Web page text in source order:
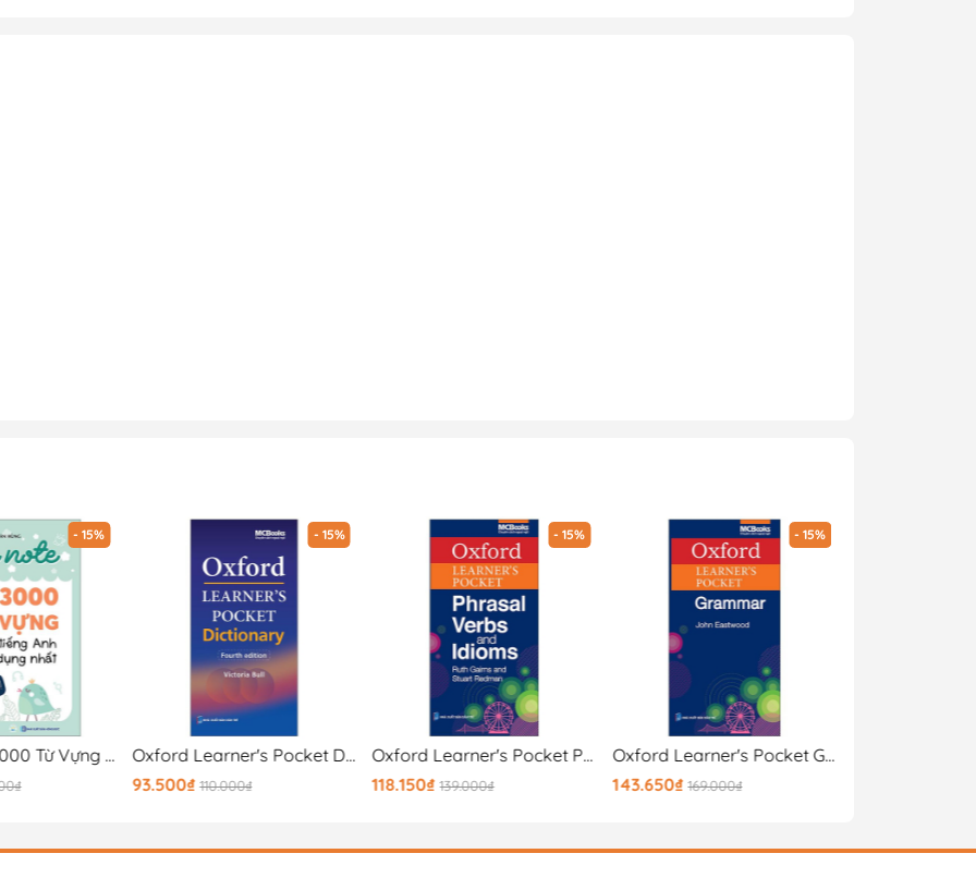
3 cuốn sách tương ứng với 3 cấp độ người học
sách có trình độ sơ cấp. Chúng tôi đã nhận
cùng với tác giả nghiên cứu và viết nên bộ sách
giúp những người chưa từng học tiếng Anh hoặc đã
dài có thể dễ dàng tiếp cận với những kiến thức
- 15%
Take Note - 3000 Từ Vựng Tiếng Anh Thông Dụng Nhất
- 15%
Oxford Learner's Pocket Dictionary - Fourth Edition
93.500₫ 110.000₫
- 15%
Oxford Learner's Pocket Phrasal Verbs And Idioms
118.150₫ 139.000₫
- 15%
Oxford Learner's Pocket Grammar
143.650₫ 169.000₫